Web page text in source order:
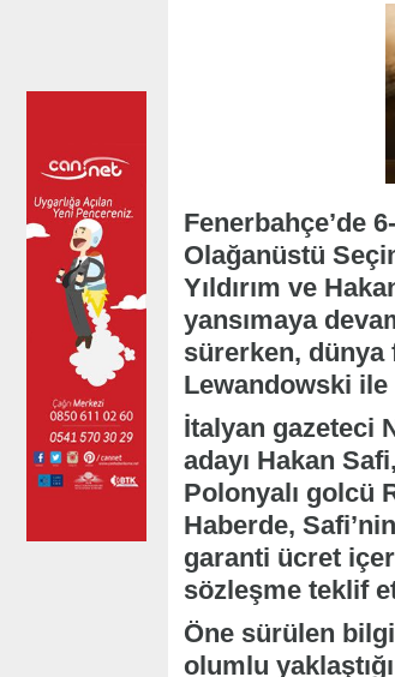
Fenerbahçe’de
Olağanüstü
Yıldırım ve
yansımaya
sürerken, dünya
Lewandowski
İtalyan gazeteci
adayı Hakan
Polonyalı golcü
Haberde,
garanti ücret
sözleşme teklif
Öne sürülen
olumlu